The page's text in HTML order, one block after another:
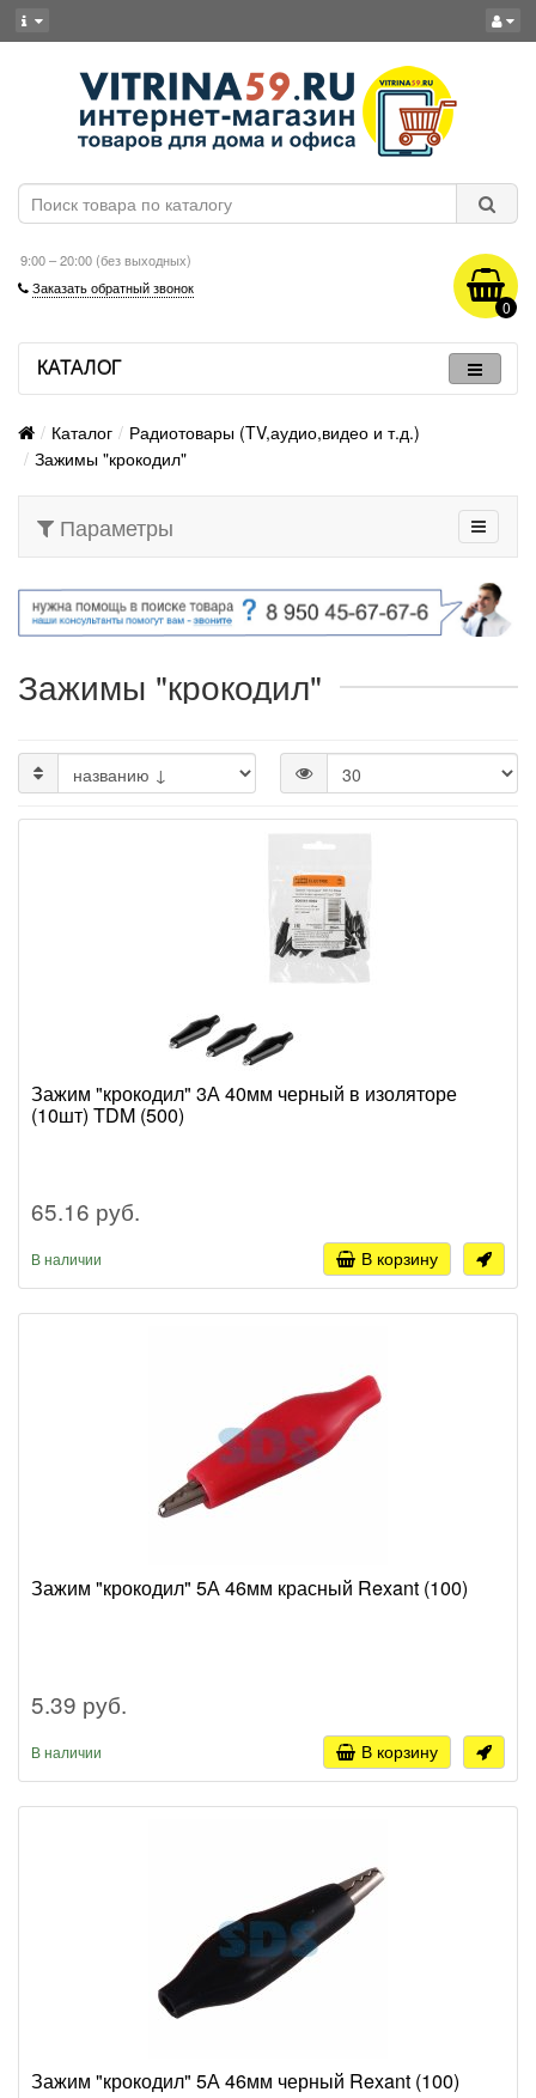
9:00 – 20:00 (без выходных)
Заказать обратный звонок
0
КАТАЛОГ
Каталог
Радиотовары (TV,аудио,видео и т.д.)
Зажимы "крокодил"
Параметры
Зажимы "крокодил"
Зажим "крокодил" 3А 40мм черный в изоляторе
(10шт) TDM (500)
65.16 руб.
В наличии В корзину
Зажим "крокодил" 5А 46мм красный Rexant (100)
5.39 руб.
В наличии В корзину
Зажим "крокодил" 5А 46мм черный Rexant (100)